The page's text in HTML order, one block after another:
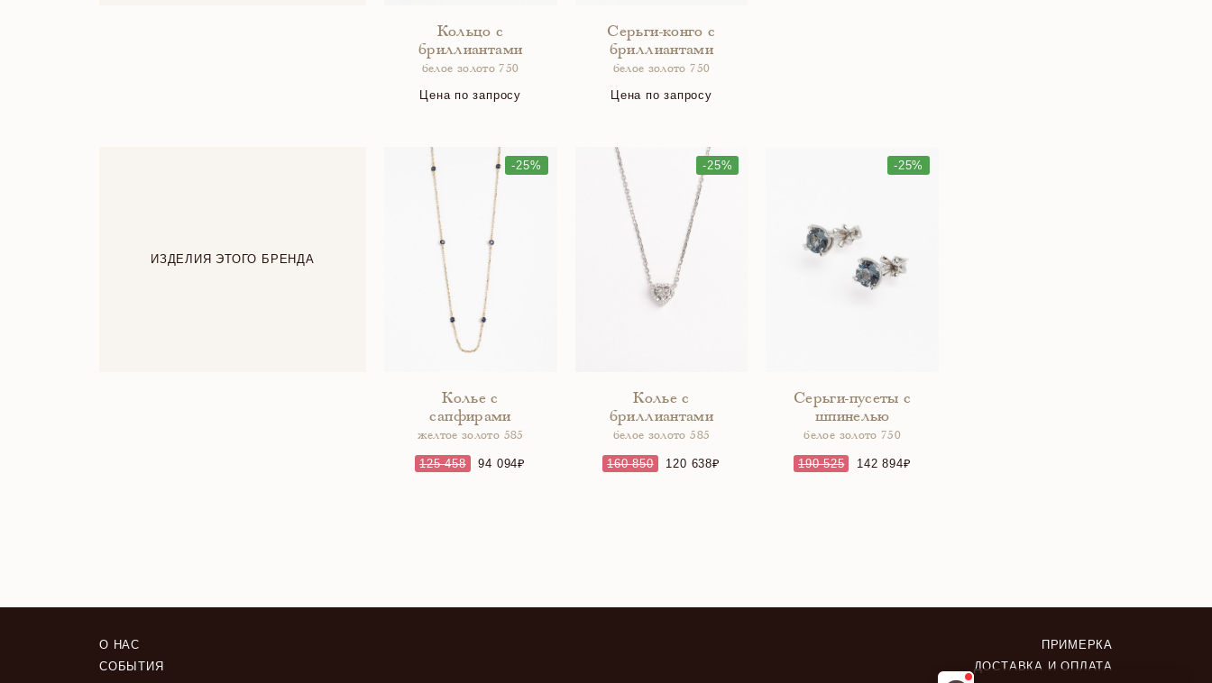
Кольцо с
бриллиантами
белое золото 750
Цена по запросу
Серьги-конго с
бриллиантами
белое золото 750
Цена по запросу
ИЗДЕЛИЯ ЭТОГО БРЕНДА
-25%
Колье с
сапфирами
желтое золото 585
125 458 94 094
-25%
Колье с
бриллиантами
белое золото 585
160 850 120 638
-25%
Серьги-пусеты с
шпинелью
белое золото 750
190 525 142 894
О НАС
СОБЫТИЯ
ПРИМЕРКА
ДОСТАВКА И ОПЛАТА